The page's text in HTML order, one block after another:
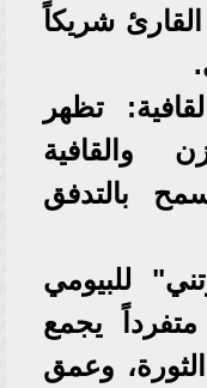
شريكاً
تظهر
والقافية
بالتدفق
للبيومي
يجمع
وعمق